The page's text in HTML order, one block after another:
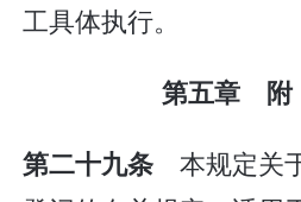
工具体执行。
第五章
第二十九条 本规定关